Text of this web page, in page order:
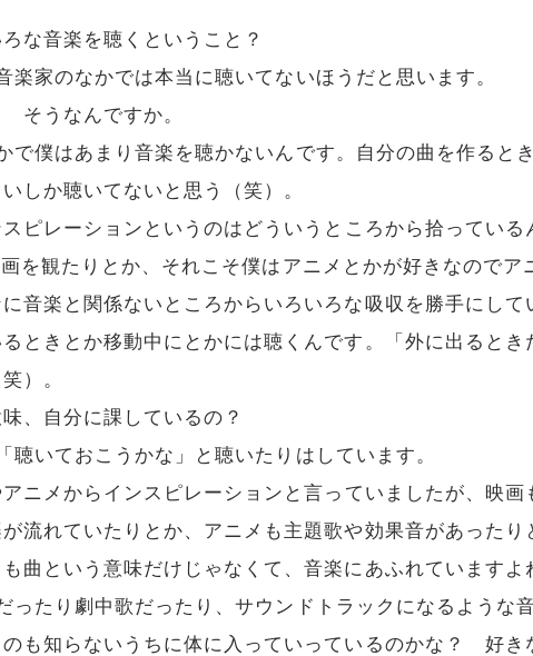
な音楽を聴くということ？
楽家のなかでは本当に聴いてないほうだと思います。
そうなんですか。
で僕はあまり音楽を聴かないんです。自分の曲を作ると
しか聴いてないと思う（笑）。
スピレーションというのはどういうところから拾っている
を観たりとか、それこそ僕はアニメとかが好きなのでア
音楽と関係ないところからいろいろな吸収を勝手にして
ときとか移動中にとかには聴くんです。「外に出るとき
）。
、自分に課しているの？
聴いておこうかな」と聴いたりはしています。
ニメからインスピレーションと言っていましたが、映画
流れていたりとか、アニメも主題歌や効果音があったり
曲という意味だけじゃなくて、音楽にあふれていますよ
ったり劇中歌だったり、サウンドトラックになるような
のも知らないうちに体に入っていっているのかな？ 好き